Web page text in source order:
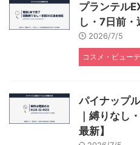
プランテル
し・7日前
2026/7/5
コスメ・ビュー
パイナップ
｜縛りなし
最新】